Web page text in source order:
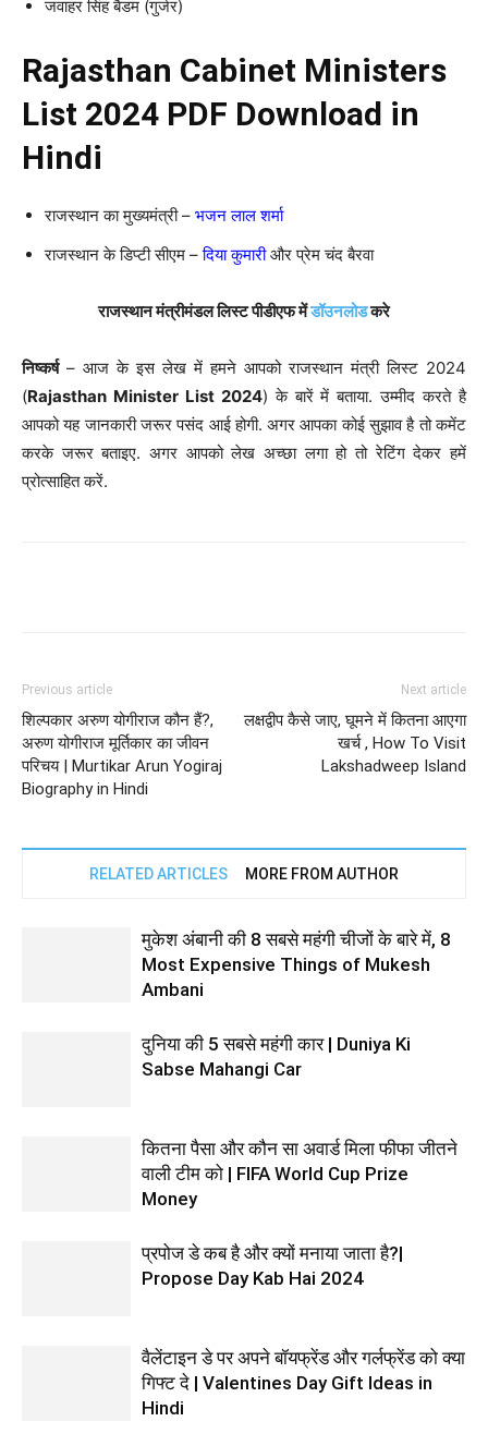
जवाहर सिंह बैडम (गुर्जर)
Rajasthan Cabinet Ministers
List 2024 PDF Download in
Hindi
राजस्थान का मुख्यमंत्री – भजन लाल शर्मा
राजस्थान के डिप्टी सीएम –दिया कुमारीऔर प्रेम चंद बैरवा
राजस्थान मंत्रीमंडल लिस्ट पीडीएफ मेंडॉउनलोडकरे
निष्कर्ष– आज के इस लेख में हमने आपको राजस्थान मंत्री लिस्ट 2024
(Rajasthan Minister List 2024) के बारें में बताया. उम्मीद करते है
आपको यह जानकारी जरूर पसंद आई होगी. अगर आपका कोई सुझाव है तो कमेंट
करके जरूर बताइए. अगर आपको लेख अच्छा लगा हो तो रेटिंग देकर हमें
प्रोत्साहित करें.
Previous article
शिल्पकार अरुण योगीराज कौन हैं?,
अरुण योगीराज मूर्तिकार का जीवन
परिचय | Murtikar Arun Yogiraj
Biography in Hindi
Next article
लक्षद्वीप कैसे जाए, घूमने में कितना आएगा
खर्च , How To Visit
Lakshadweep Island
RELATED ARTICLES MORE FROM AUTHOR
मुकेश अंबानी की 8 सबसे महंगी चीजों के बारे में, 8
Most Expensive Things of Mukesh
Ambani
दुनिया की 5 सबसे महंगी कार | Duniya Ki
Sabse Mahangi Car
कितना पैसा और कौन सा अवार्ड मिला फीफा जीतने
वाली टीम को | FIFA World Cup Prize
Money
प्रपोज डे कब है और क्यों मनाया जाता है?|
Propose Day Kab Hai 2024
वैलेंटाइन डे पर अपने बॉयफ्रेंड और गर्लफ्रेंड को क्या
गिफ्ट दे | Valentines Day Gift Ideas in
Hindi